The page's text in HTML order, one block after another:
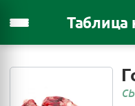
Таблица